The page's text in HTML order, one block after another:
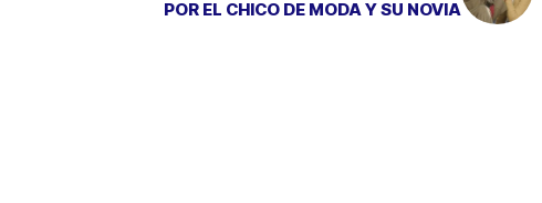
POR EL CHICO DE MODA Y SU NOVIA